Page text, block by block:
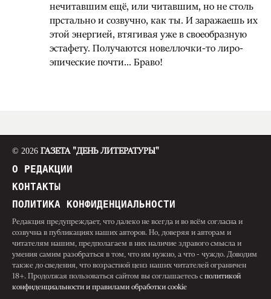
нечитавшим ещё, или читавшим, но не столь
прстально и созвучно, как ты. И заражаешь их
этой энергией, втягивая уже в своеобразную
эстафету. Получаются новеллочки-то лиро-
эпические почти... Браво!
© 2026 ГАЗЕТА "ДЕНЬ ЛИТЕРАТУРЫ"
О РЕДАКЦИИ
КОНТАКТЫ
ПОЛИТИКА КОНФИДЕНЦИАЛЬНОСТИ
Редакция предупреждает, что далеко не всегда и во всём согласна и
созвучна в публикациях наших авторов. Но, доверяя и авторам и
читателям нашим, предполагаем в них наличие здравого смысла и
умения самим разобраться в том, что им нужно, а что - чуждо. Доводим
также до сведения, что возрастной ценз наших читателей ограничен
18+. Продолжая пользоваться сайтом вы соглашаетесь с политикой
конфиденциальности и правилами обработки cookie